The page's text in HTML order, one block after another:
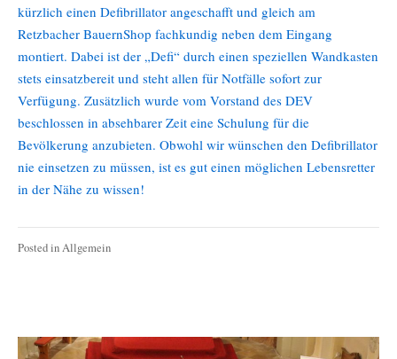
kürzlich einen Defibrillator angeschafft und gleich am
Retzbacher BauernShop fachkundig neben dem Eingang
montiert. Dabei ist der „Defi“ durch einen speziellen Wandkasten
stets einsatzbereit und steht allen für Notfälle sofort zur
Verfügung. Zusätzlich wurde vom Vorstand des DEV
beschlossen in absehbarer Zeit eine Schulung für die
Bevölkerung anzubieten. Obwohl wir wünschen den Defibrillator
nie einsetzen zu müssen, ist es gut einen möglichen Lebensretter
in der Nähe zu wissen!
Posted inAllgemein